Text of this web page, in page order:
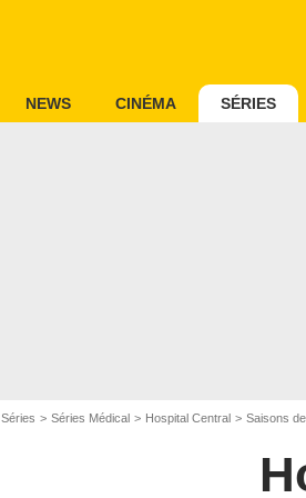
NEWS CINÉMA SÉRIES
Séries Séries Médical Hospital Central Saisons